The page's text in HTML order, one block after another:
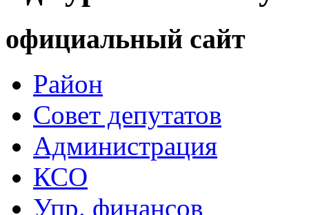
официальный сайт
Район
Совет депутатов
Администрация
КСО
Упр. финансов